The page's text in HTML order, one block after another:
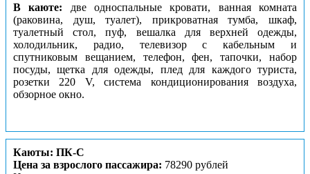
В каюте: две односпальные кровати, ванная комната
(раковина, душ, туалет), прикроватная тумба, шкаф,
туалетный стол, пуф, вешалка для верхней одежды,
холодильник, радио, телевизор с кабельным и
спутниковым вещанием, телефон, фен, тапочки, набор
посуды, щетка для одежды, плед для каждого туриста,
розетки 220 V, система кондиционирования воздуха,
обзорное окно.
Каюты: ПК-С
Цена за взрослого пассажира: 78290 рублей